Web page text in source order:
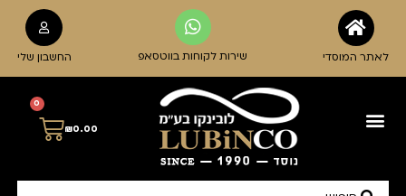
לאתר המוסדי שירות לקוחות בווטסאפ החשבון שלי
₪0.00
0